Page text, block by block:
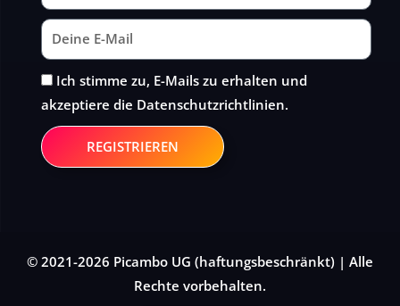
Ich stimme zu, E-Mails zu erhalten und
akzeptiere die Datenschutzrichtlinien.
REGISTRIEREN
© 2021-2026 Picambo UG (haftungsbeschränkt) | Alle
Rechte vorbehalten.